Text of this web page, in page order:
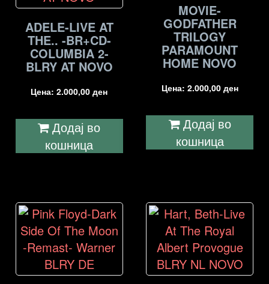
ADELE-LIVE AT
THE.. -BR+CD-
COLUMBIA 2-
BLRY AT NOVO
Цена:2.000,00ден
Додај во
кошница
MOVIE-
GODFATHER
TRILOGY
PARAMOUNT
HOME NOVO
Цена: 2.000,00 ден
Додај во
кошница